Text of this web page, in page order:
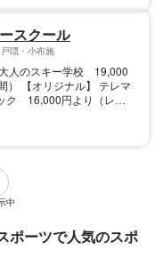
スクール
隠・小布施
大人のスキー学校 19,000
） 【オリジナル】 テレマ
ク 16,000円より（レン
いただける大評判のスキ
中
ポーツで人気のスポ